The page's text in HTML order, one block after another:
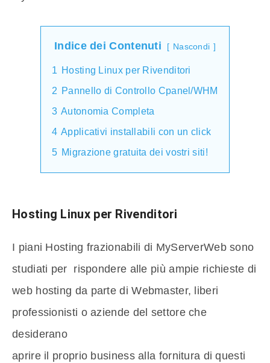
Indice dei Contenuti Nascondi
1 Hosting Linux per Rivenditori
2 Pannello di Controllo Cpanel/WHM
3 Autonomia Completa
4 Applicativi installabili con un click
5 Migrazione gratuita dei vostri siti!
Hosting Linux per Rivenditori
I piani Hosting frazionabili di MyServerWeb sono
studiati per rispondere alle più ampie richieste di
web hosting da parte di Webmaster, liberi
professionisti o aziende del settore che
desiderano
aprire il proprio business alla fornitura di questi